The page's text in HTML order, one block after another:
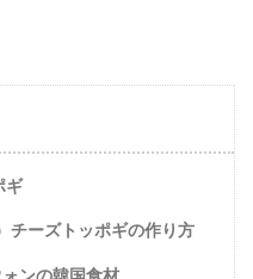
ギ
チーズトッポギの作り方